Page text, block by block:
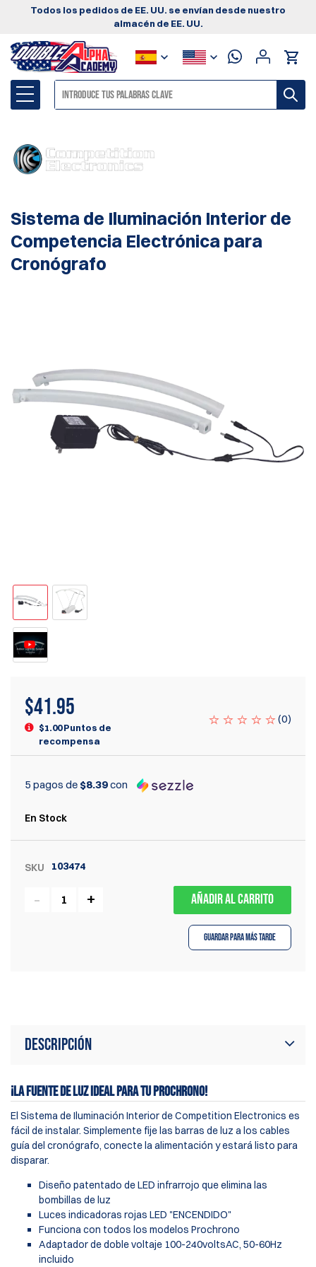
Todos los pedidos de EE. UU. se envían desde nuestro
almacén de EE. UU.
Sistema de Iluminación Interior de
Competencia Electrónica para
Cronógrafo
$41.95
$1.00 Puntos de
recompensa
(0)
5 pagos de $8.39con
En Stock
SKU 103474
AÑADIR AL CARRITO
Guardar para más tarde
Descripción
¡LA FUENTE DE LUZ IDEAL PARA TUPROCHRONO!
El Sistema de Iluminación Interior de Competition Electronics es
fácil de instalar. Simplemente fije las barras de luz a los cables
guía del cronógrafo, conecte la alimentación y estará listo para
disparar.
Diseño patentado de LED infrarrojo que elimina las
bombillas de luz
Luces indicadoras rojas LED "ENCENDIDO"
Funciona con todos los modelos Prochrono
Adaptador de doble voltaje 100-240voltsAC, 50-60Hz
incluido